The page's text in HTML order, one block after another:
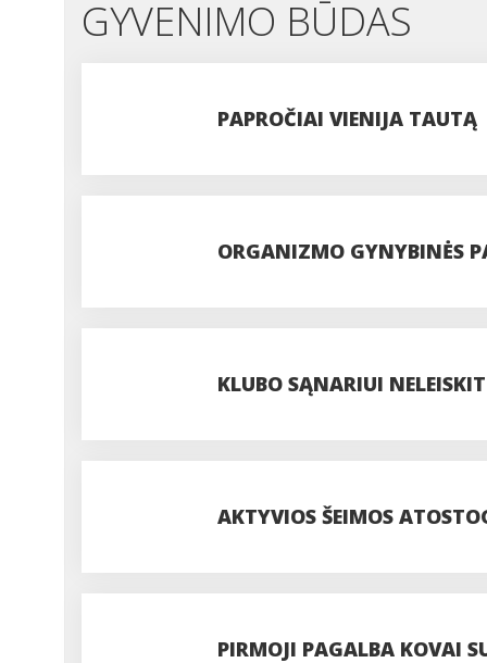
GYVENIMO BŪDAS
PAPROČIAI VIENIJA TAUTĄ
ORGANIZMO GYNYBINĖS
KLUBO SĄNARIUI
AKTYVIOS ŠEIMOS
PIRMOJI PAGALBA KOVAI